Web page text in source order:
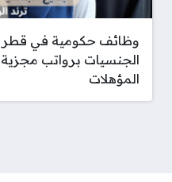
وظائف حكومية في قطر
المؤهلات